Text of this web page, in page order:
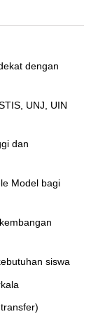
dengan
UNJ, UIN
dan
Model bagi
siswa